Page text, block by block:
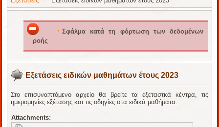
Σφάλμα κατά τη φόρτωση των δεδομένων
ροής
Εξετάσεις ειδικών μαθημάτων έτους 2023
Στο επισυναπτόμενο αρχείο θα βρείτε τα εξεταστκά κέντρα, τις
ημερομηνίες εξέτασης και τις οδηγίες στα ειδικά μαθήματα.
Attachments: